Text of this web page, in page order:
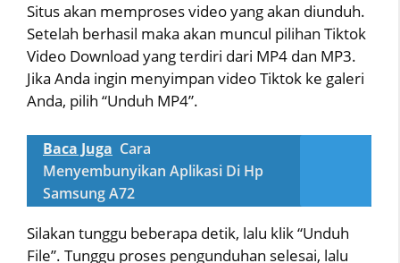
Situs akan memproses video yang akan diunduh.
Setelah berhasil maka akan muncul pilihan Tiktok
Video Download yang terdiri dari MP4 dan MP3.
Jika Anda ingin menyimpan video Tiktok ke galeri
Anda, pilih “Unduh MP4”.
Baca Juga Cara
Menyembunyikan Aplikasi Di Hp
Samsung A72
Silakan tunggu beberapa detik, lalu klik “Unduh
File”. Tunggu proses pengunduhan selesai, lalu